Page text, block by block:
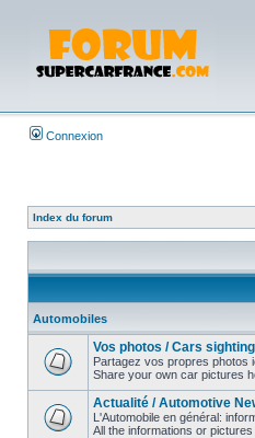
Connexion
Index du forum
Automobiles
Vos photos / Cars
Partagez vos propres photos
Share your own car pictures
Actualité / Automotive
L'Automobile en général:
All the informations or pictures